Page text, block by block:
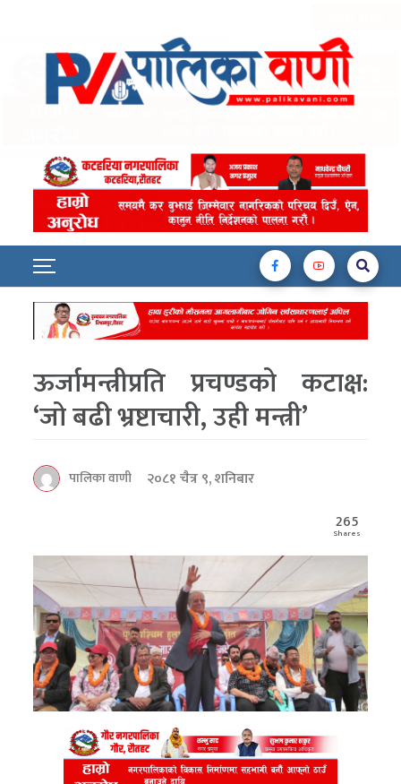
ऊर्जामन्त्रीप्रति प्रचण्डको कटाक्ष:
‘जो बढी भ्रष्टाचारी, उही मन्त्री’
पालिका वाणी
२०८१ चैत्र ९, शनिबार
265
Shares